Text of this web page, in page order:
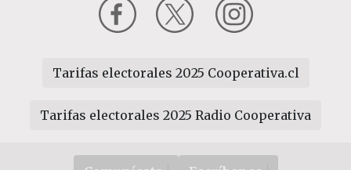
Tarifas electorales 2025 Cooperativa.cl
Tarifas electorales 2025 Radio Cooperativa